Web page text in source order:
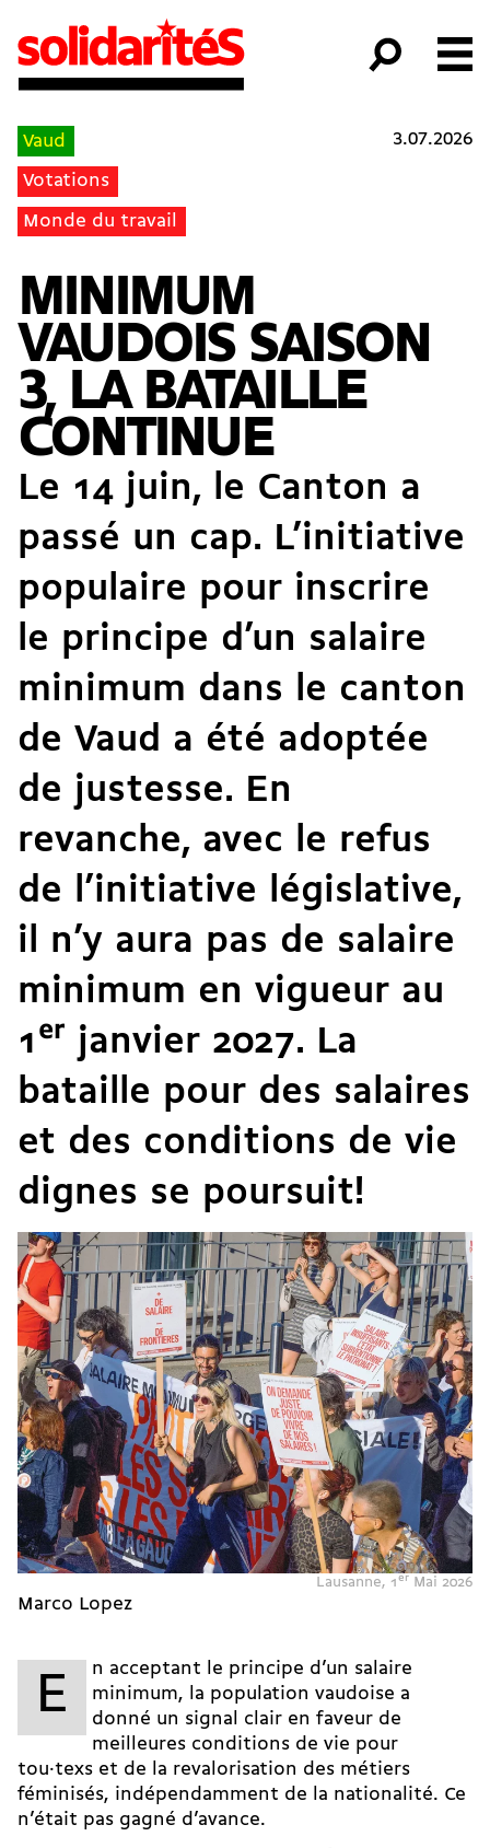
Vaud
Votations
Monde du travail
3.07.2026
MINIMUM
VAUDOIS SAISON
3, LA BATAILLE
CONTINUE
Le 14 juin, le Canton a
passé un cap. L’initiative
populaire pour inscrire
le principe d’un salaire
minimum dans le canton
de Vaud a été adoptée
de justesse. En
revanche, avec le refus
de l’initiative législative,
il n’y aura pas de salaire
minimum en vigueur au
1er janvier 2027. La
bataille pour des salaires
et des conditions de vie
dignes se poursuit!
Lausanne, 1er Mai 2026
Marco Lopez
E
n acceptant le principe d’un salaire
minimum, la population vaudoise a
donné un signal clair en faveur de
meilleures conditions de vie pour
tou·texs et de la revalorisation des métiers
féminisés, indépendamment de la nationalité. Ce
n’était pas gagné d’avance.